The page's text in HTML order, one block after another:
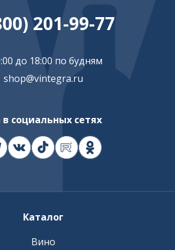
201-99-77
до 18:00 по будням
shop@vintegra.ru
социальных сетях
Каталог
Вино